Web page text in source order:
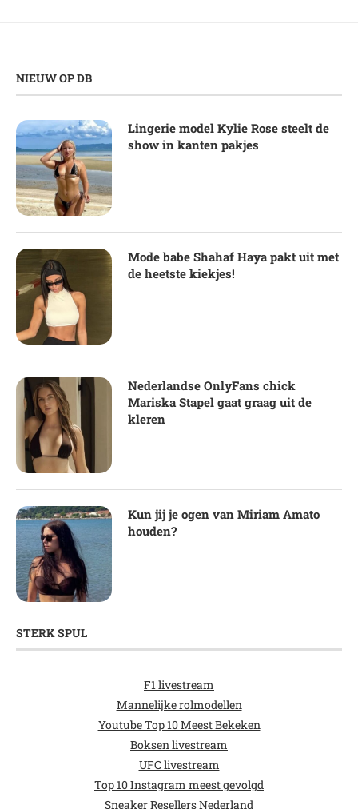
NIEUW OP DB
Lingerie model Kylie Rose steelt de
show in kanten pakjes
Mode babe Shahaf Haya pakt uit met
de heetste kiekjes!
Nederlandse OnlyFans chick
Mariska Stapel gaat graag uit de
kleren
Kun jij je ogen van Miriam Amato
houden?
STERK SPUL
F1 livestream
Mannelijke rolmodellen
Youtube Top 10 Meest Bekeken
Boksen livestream
UFC livestream
Top 10 Instagram meest gevolgd
Sneaker Resellers Nederland